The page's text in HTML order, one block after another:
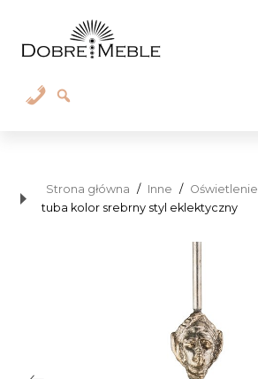
Strona główna / Inne / Oświetlenie
tuba kolor srebrny styl eklektyczny